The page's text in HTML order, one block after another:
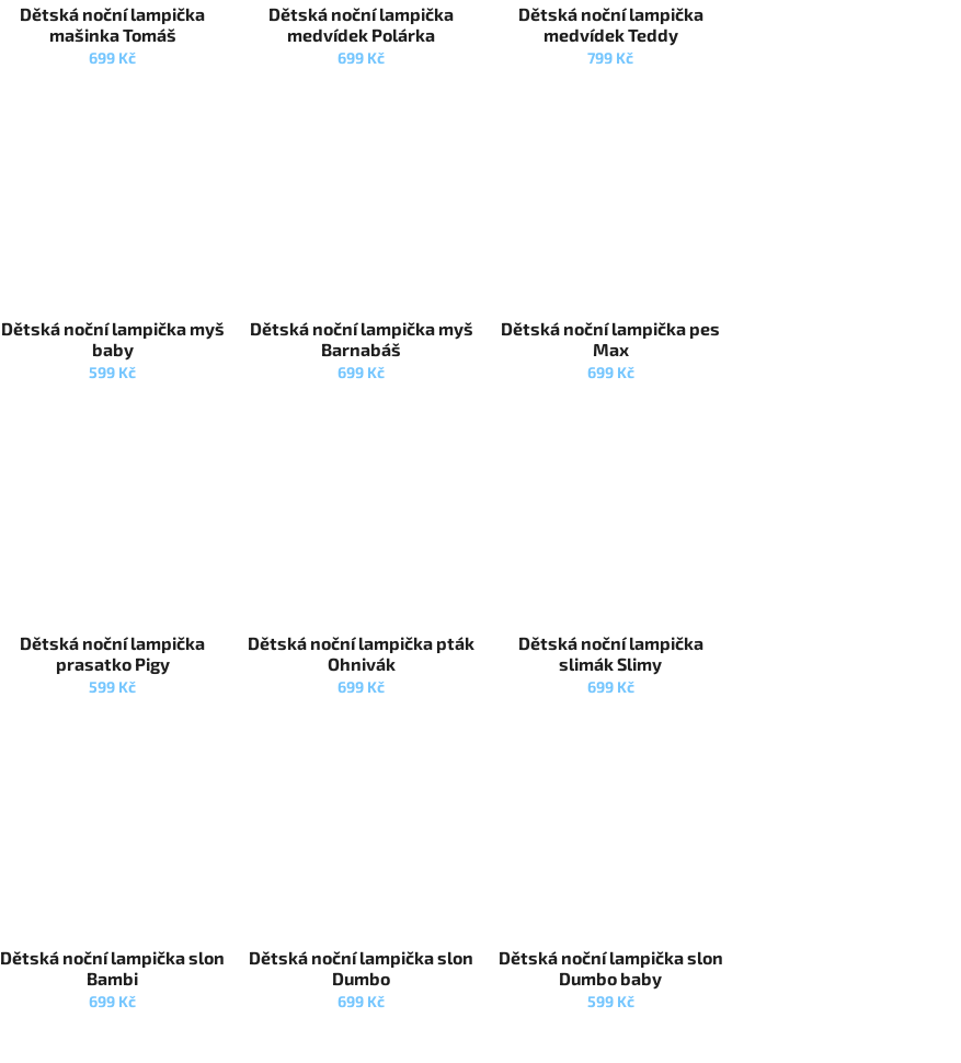
Dětská noční lampička
mašinka Tomáš
699 Kč
Dětská noční lampička
medvídek Polárka
699 Kč
Dětská noční lampička
medvídek Teddy
799 Kč
Dětská noční lampička myš
baby
599 Kč
Dětská noční lampička myš
Barnabáš
699 Kč
Dětská noční lampička pes
Max
699 Kč
Dětská noční lampička
prasatko Pigy
599 Kč
Dětská noční lampička pták
Ohnivák
699 Kč
Dětská noční lampička
slimák Slimy
699 Kč
Dětská noční lampička slon
Bambi
699 Kč
Dětská noční lampička slon
Dumbo
699 Kč
Dětská noční lampička slon
Dumbo baby
599 Kč